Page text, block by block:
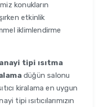
konukların
etkinlik
iklimlendirme
tipi ısıtma
düğün salonu
kiralama en uygun
tipi ısıtıcılarımızın